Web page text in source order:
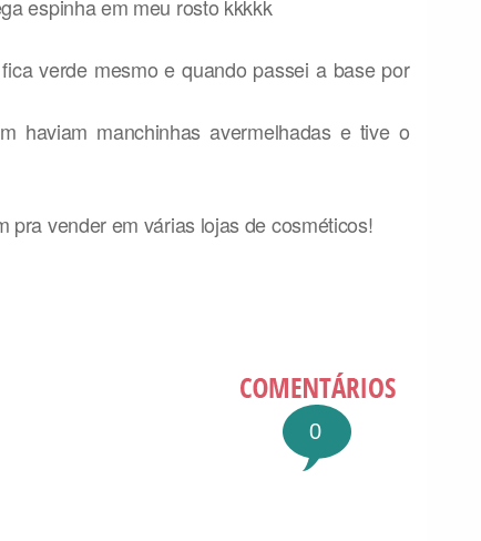
espinha em meu rosto kkkkk
verde mesmo e quando passei a base por
haviam manchinhas avermelhadas e tive o
pra vender em várias lojas de cosméticos!
0